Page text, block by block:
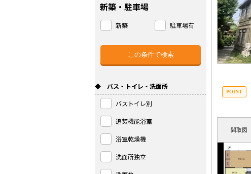
間取図
新築・駐車場
新築 駐車場有
◆ バス・トイレ・洗面所
バストイレ別
追焚機能浴室
浴室乾燥機
洗面所独立